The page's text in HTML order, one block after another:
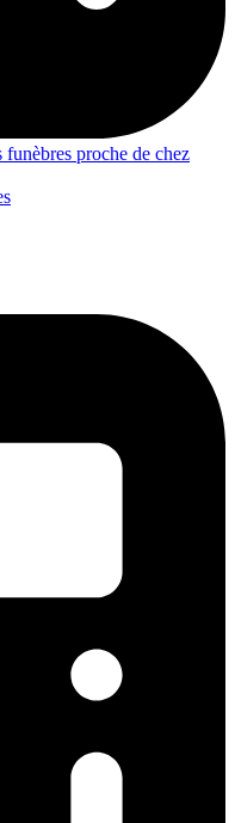
proche de chez